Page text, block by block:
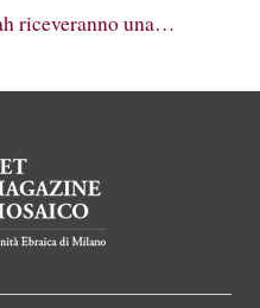
riceveranno una…